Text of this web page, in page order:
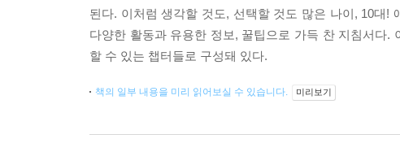
된다. 이처럼 생각할 것도, 선택할 것도 많은 나이, 10대!
다양한 활동과 유용한 정보, 꿀팁으로 가득 찬 지침서다
할 수 있는 챕터들로 구성돼 있다.
책의 일부 내용을 미리 읽어보실 수 있습니다. 미리보기